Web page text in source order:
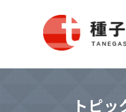
種子島石油
トピッ